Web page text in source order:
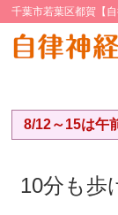
千葉市若葉区都賀【
8/12～15は午
10分も歩